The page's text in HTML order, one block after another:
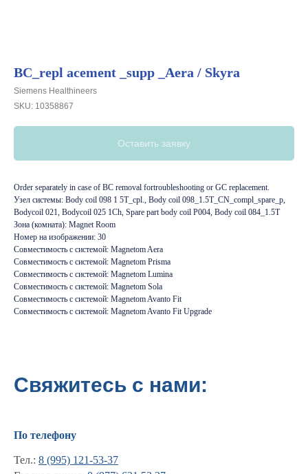
BC_repl acement _supp _Aera / Skyra
Siemens Healthineers
SKU: 10358867
Оставить заявку
Order separately in case of BC removal fortroubleshooting or GC replacement.
Узел системы: Body coil 098 1 5T_cpl., Body coil 098_1.5T_CN_compl_spare_p,
Bodycoil 021, Bodycoil 025 1Ch, Spare part body coil P004, Body coil 084_1.5T
Зона (комната): Magnet Room
Номер на изображении: 30
Совместимость с системой: Magnetom Aera
Совместимость с системой: Magnetom Prisma
Совместимость с системой: Magnetom Lumina
Совместимость с системой: Magnetom Sola
Совместимость с системой: Magnetom Avanto Fit
Совместимость с системой: Magnetom Avanto Fit Upgrade
Свяжитесь с нами:
По телефону
Тел.: 8 (995) 121-53-37